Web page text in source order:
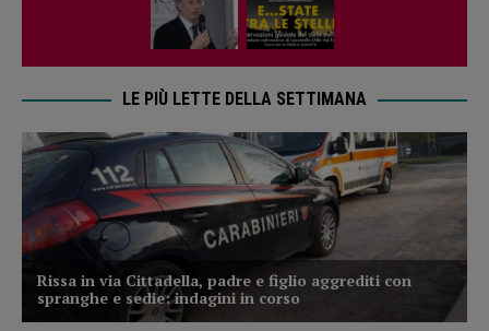
LE PIÙ LETTE DELLA SETTIMANA